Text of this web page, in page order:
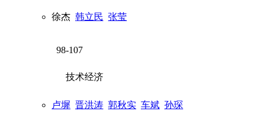
徐杰 韩立民 张莹
98-107
技术经济
卢墀 晋洪涛 郭秋实 车斌 孙琛